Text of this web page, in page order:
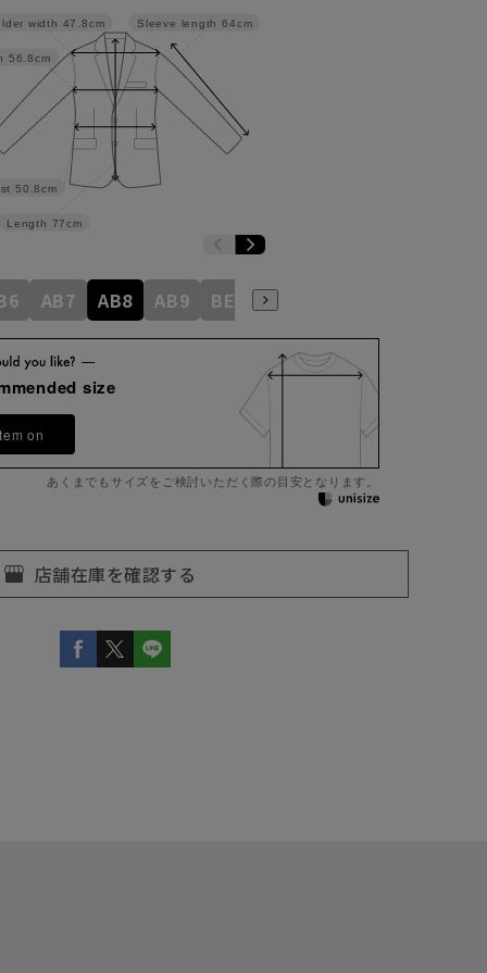
Sleeve length 64cm
Length 77cm
50.8cm
56.8cm
width 47.8cm
AB7 AB8 AB9 BE3 BE4
size
on
あくまでもサイズをご検討いただく際の目安となります。